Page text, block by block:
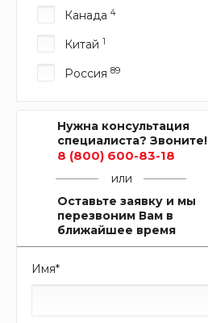
Канада 4
Китай 1
Россия 89
Нужна консультация
специалиста? Звоните!
8 (800) 600-83-18
или
Оставьте заявку и мы
перезвоним Вам в
ближайшее время
Имя*